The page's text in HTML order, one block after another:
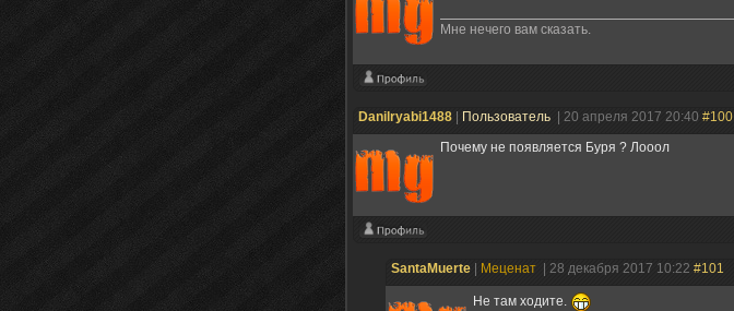
Мне нечего вам сказать.
Danilryabi1488 Пользователь | 20 апреля 2017 20:40 #100
Почему не появляется Буря ? Лооол
SantaMuerte Меценат | 28 декабря 2017 10:22 #101
Не там ходите.